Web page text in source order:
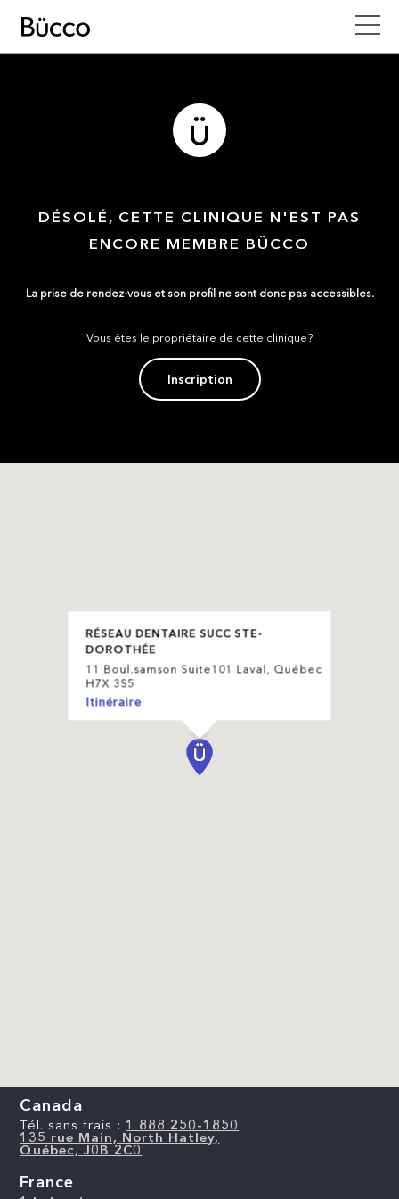
DÉSOLÉ, CETTE CLINIQUE N'EST PAS
ENCORE MEMBRE BÜCCO
La prise de rendez-vous et son profil ne sont donc pas accessibles.
Vous êtes le propriétaire de cette clinique?
Inscription
RÉSEAU DENTAIRE SUCC STE-
DOROTHÉE
11 Boul.samson Suite101 Laval, Québec
H7X 3S5
Itinéraire
Canada
Tél. sans frais : 1 888 250-1850
135 rue Main, North Hatley,
Québec, J0B 2C0
France